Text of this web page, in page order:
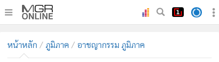
ทันเหตุการณ์
หน้าหลัก ภูมิภาค อาชญากรรม ภูมิภาค